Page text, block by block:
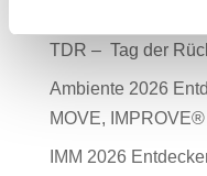
TDR – Tag der
Ambiente 2026
MOVE, IMPROVE®
IMM 2026